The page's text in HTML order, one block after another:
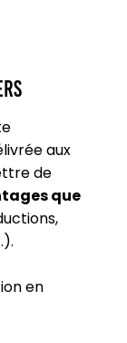
aux
de
que
en